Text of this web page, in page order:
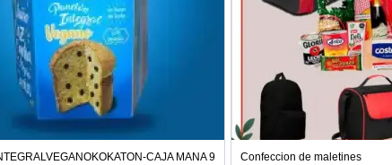
CAJA MANA 900G 931214616Confeccion de maletines